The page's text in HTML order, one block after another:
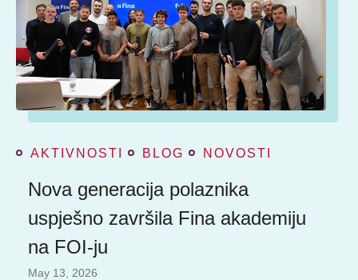
AKTIVNOSTI BLOG NOVOSTI
Nova generacija polaznika
uspješno završila Fina akademiju
na FOI-ju
May 13, 2026